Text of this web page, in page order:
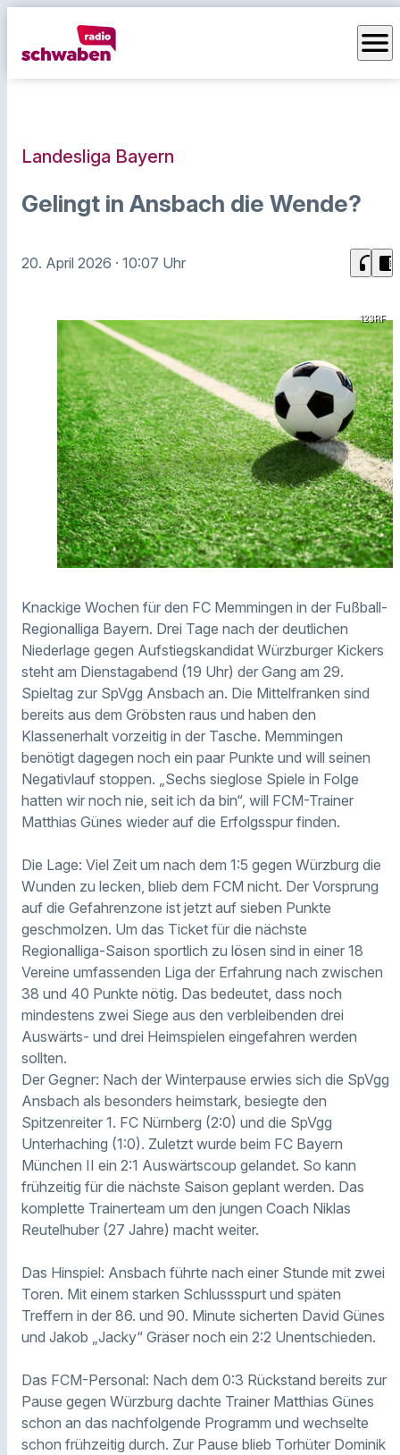
menu
Landesliga Bayern
Gelingt in Ansbach die Wende?
20. April 2026 · 10:07 Uhr headphones chrome_reader_mode
123RF
Knackige Wochen für den FC Memmingen in der Fußball-
Regionalliga Bayern. Drei Tage nach der deutlichen
Niederlage gegen Aufstiegskandidat Würzburger Kickers
steht am Dienstagabend (19 Uhr) der Gang am 29.
Spieltag zur SpVgg Ansbach an. Die Mittelfranken sind
bereits aus dem Gröbsten raus und haben den
Klassenerhalt vorzeitig in der Tasche. Memmingen
benötigt dagegen noch ein paar Punkte und will seinen
Negativlauf stoppen. „Sechs sieglose Spiele in Folge
hatten wir noch nie, seit ich da bin“, will FCM-Trainer
Matthias Günes wieder auf die Erfolgsspur finden.
Die Lage: Viel Zeit um nach dem 1:5 gegen Würzburg die
Wunden zu lecken, blieb dem FCM nicht. Der Vorsprung
auf die Gefahrenzone ist jetzt auf sieben Punkte
geschmolzen. Um das Ticket für die nächste
Regionalliga-Saison sportlich zu lösen sind in einer 18
Vereine umfassenden Liga der Erfahrung nach zwischen
38 und 40 Punkte nötig. Das bedeutet, dass noch
mindestens zwei Siege aus den verbleibenden drei
Auswärts- und drei Heimspielen eingefahren werden
sollten.
Der Gegner: Nach der Winterpause erwies sich die SpVgg
Ansbach als besonders heimstark, besiegte den
Spitzenreiter 1. FC Nürnberg (2:0) und die SpVgg
Unterhaching (1:0). Zuletzt wurde beim FC Bayern
München II ein 2:1 Auswärtscoup gelandet. So kann
frühzeitig für die nächste Saison geplant werden. Das
komplette Trainerteam um den jungen Coach Niklas
Reutelhuber (27 Jahre) macht weiter.
Das Hinspiel: Ansbach führte nach einer Stunde mit zwei
Toren. Mit einem starken Schlussspurt und späten
Treffern in der 86. und 90. Minute sicherten David Günes
und Jakob „Jacky“ Gräser noch ein 2:2 Unentschieden.
Das FCM-Personal: Nach dem 0:3 Rückstand bereits zur
Pause gegen Würzburg dachte Trainer Matthias Günes
schon an das nachfolgende Programm und wechselte
schon frühzeitig durch. Zur Pause blieb Torhüter Dominik